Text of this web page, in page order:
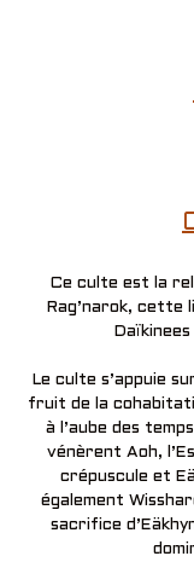
Ce culte est la
Rag’narok, cette
Le culte s’appuie
fruit de la
à l’aube des
vénèrent Aoh,
crépuscule et
également
sacrifice